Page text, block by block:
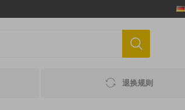
退换规则